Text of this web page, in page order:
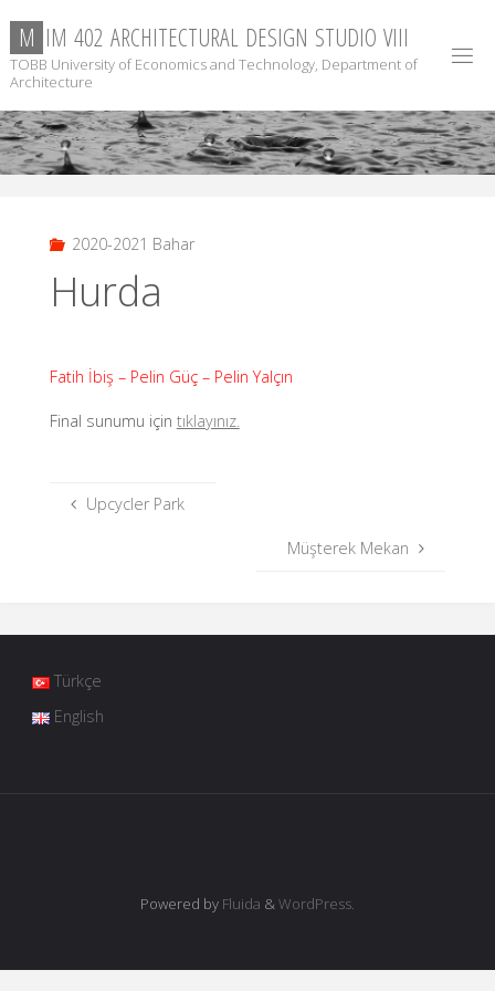
content
M IM 402 ARCHITECTURAL DESIGN STUDIO VIII
TOBB University of Economics and Technology, Department of
Architecture
2020-2021 Bahar
Hurda
Fatih İbiş – Pelin Güç – Pelin Yalçın
Final sunumu için tıklayınız.
Upcycler Park
Müşterek Mekan
Türkçe
English
Powered by Fluida & WordPress.